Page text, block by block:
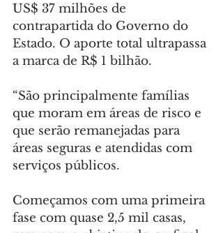
US$ 37 milhões de
contrapartida do Governo do
Estado. O aporte total ultrapassa
a marca de R$ 1 bilhão.
“São principalmente famílias
que moram em áreas de risco e
que serão remanejadas para
áreas seguras e atendidas com
serviços públicos.
Começamos com uma primeira
fase com quase 2,5 mil casas,